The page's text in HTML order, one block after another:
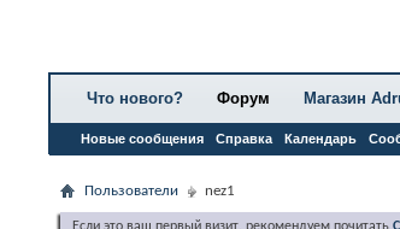
Что нового? Форум
Новые сообщения Справка Календарь
Магазин
Пользователи nez1